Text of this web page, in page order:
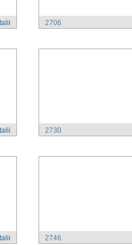
2706
2730
2746